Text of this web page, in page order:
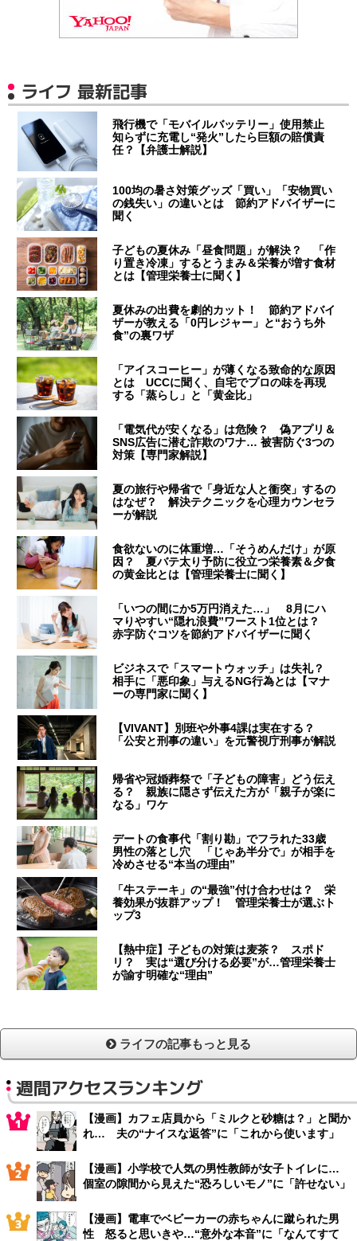
ライフ 最新記事
飛行機で「モバイルバッテリー」使用禁止
知らずに充電し“発火”したら巨額の賠償責
任？【弁護士解説】
100均の暑さ対策グッズ「買い」「安物買い
の銭失い」の違いとは 節約アドバイザーに
聞く
子どもの夏休み「昼食問題」が解決？ 「作
り置き冷凍」するとうまみ＆栄養が増す食材
とは【管理栄養士に聞く】
夏休みの出費を劇的カット！ 節約アドバイ
ザーが教える「0円レジャー」と“おうち外
食”の裏ワザ
「アイスコーヒー」が薄くなる致命的な原因
とは UCCに聞く、自宅でプロの味を再現
する「蒸らし」と「黄金比」
「電気代が安くなる」は危険？ 偽アプリ＆
SNS広告に潜む詐欺のワナ… 被害防ぐ3つの
対策【専門家解説】
夏の旅行や帰省で「身近な人と衝突」するの
はなぜ？ 解決テクニックを心理カウンセラ
ーが解説
食欲ないのに体重増…「そうめんだけ」が原
因？ 夏バテ太り予防に役立つ栄養素＆夕食
の黄金比とは【管理栄養士に聞く】
「いつの間にか5万円消えた…」 8月にハ
マりやすい“隠れ浪費”ワースト1位とは？
赤字防ぐコツを節約アドバイザーに聞く
ビジネスで「スマートウォッチ」は失礼？
相手に「悪印象」与えるNG行為とは【マナ
ーの専門家に聞く】
【VIVANT】別班や外事4課は実在する？
「公安と刑事の違い」を元警視庁刑事が解説
帰省や冠婚葬祭で「子どもの障害」どう伝え
る？ 親族に隠さず伝えた方が「親子が楽に
なる」ワケ
デートの食事代「割り勘」でフラれた33歳
男性の落とし穴 「じゃあ半分で」が相手を
冷めさせる“本当の理由”
「牛ステーキ」の“最強”付け合わせは？ 栄
養効果が抜群アップ！ 管理栄養士が選ぶト
ップ3
【熱中症】子どもの対策は麦茶？ スポド
リ？ 実は“選び分ける必要”が…管理栄養士
が諭す明確な“理由”
ライフの記事もっと見る
週間アクセスランキング
【漫画】カフェ店員から「ミルクと砂糖は？」と聞か
れ… 夫の“ナイスな返答”に「これから使います」
【漫画】小学校で人気の男性教師が女子トイレに…
個室の隙間から見えた“恐ろしいモノ”に「許せない」
【漫画】電車でベビーカーの赤ちゃんに蹴られた男
性 怒ると思いきや…“意外な本音”に「なんてすて